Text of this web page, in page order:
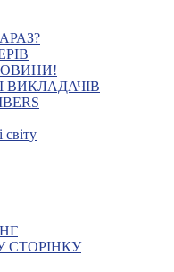
ВИКЛАДАЧІВ
СТОРІНКУ